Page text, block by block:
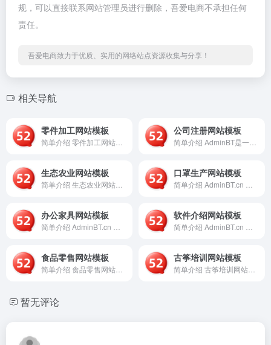
规，可以直接联系网站管理员进行删除，吾爱电商不承担任何
责任。
吾爱电商致力于优质、实用的网络站点资源收集与分享！
相关导航
零件加工网站模板 公司注册网站模板
生态农业网站模板 口罩生产网站模板
办公家具网站模板 软件介绍网站模板
食品零售网站模板 古筝培训网站模板
暂无评论